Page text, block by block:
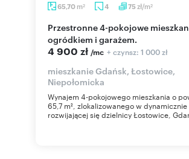
65,70 m2 4 75 zł/m2
Przestronne 4-pokojowe mieszkanie z
ogródkiem i garażem.
4 900 zł /mc + czynsz: 1 000 zł
mieszkanie Gdańsk, Łostowice,
Niepołomicka
Wynajem 4-pokojowego mieszkania o
65,7 m², zlokalizowanego w dynamicznie
rozwijającej się dzielnicy Łostowice,